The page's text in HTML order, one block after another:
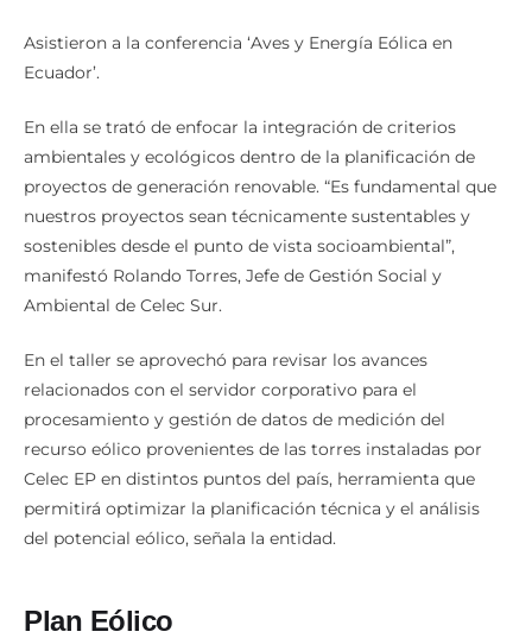
Asistieron a la conferencia ‘Aves y Energía Eólica en
Ecuador’.
En ella se trató de enfocar la integración de criterios
ambientales y ecológicos dentro de la planificación de
proyectos de generación renovable. “Es fundamental que
nuestros proyectos sean técnicamente sustentables y
sostenibles desde el punto de vista socioambiental”,
manifestó Rolando Torres, Jefe de Gestión Social y
Ambiental de Celec Sur.
En el taller se aprovechó para revisar los avances
relacionados con el servidor corporativo para el
procesamiento y gestión de datos de medición del
recurso eólico provenientes de las torres instaladas por
Celec EP en distintos puntos del país, herramienta que
permitirá optimizar la planificación técnica y el análisis
del potencial eólico, señala la entidad.
Plan Eólico